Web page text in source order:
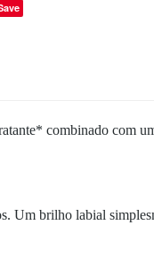
combinado com
Um brilho labial